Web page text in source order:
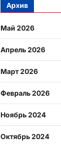
Архив
Май 2026
Апрель 2026
Март 2026
Февраль 2026
Ноябрь 2024
Октябрь 2024